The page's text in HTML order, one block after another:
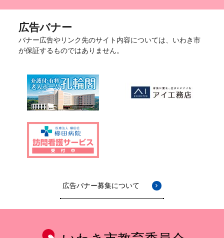
広告バナー
バナー広告やリンク先のサイト内容については、いわき市
が保証するものではありません。
広告バナー募集について